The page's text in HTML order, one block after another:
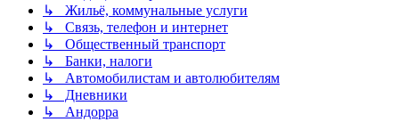
↳ Жильё, коммунальные услуги
↳ Связь, телефон и интернет
↳ Общественный транспорт
↳ Банки, налоги
↳ Автомобилистам и автолюбителям
↳ Дневники
↳ Андорра